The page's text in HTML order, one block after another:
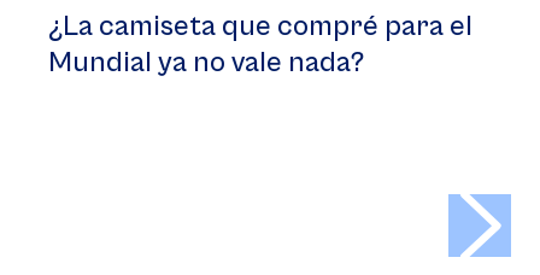
¿La camiseta que compré para el
Mundial ya no vale nada?